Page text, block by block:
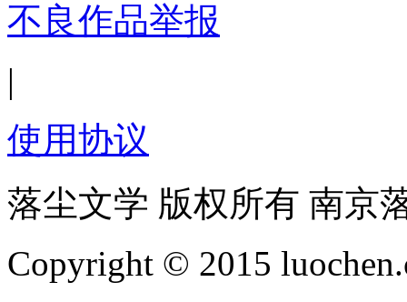
不良作品举报
|
使用协议
落尘文学 版权所有 南京
Copyright © 2015